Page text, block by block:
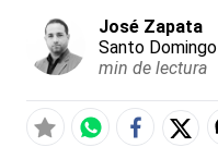
José Zapata
Santo Domingo
min de lectura